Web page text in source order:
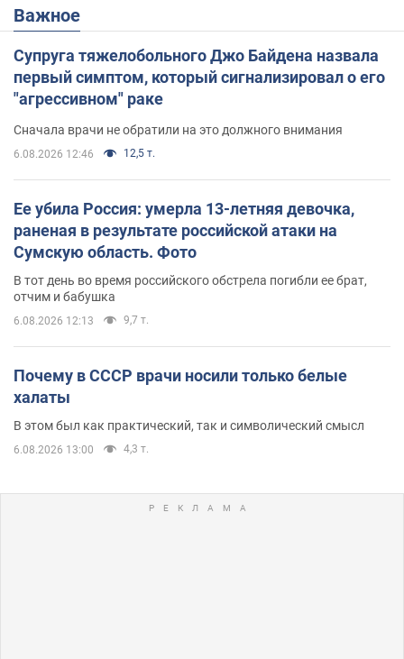
Важное
Супруга тяжелобольного Джо Байдена назвала
первый симптом, который сигнализировал о его
"агрессивном" раке
Сначала врачи не обратили на это должного внимания
6.08.2026 12:46 12,5 т.
Ее убила Россия: умерла 13-летняя девочка,
раненая в результате российской атаки на
Сумскую область. Фото
В тот день во время российского обстрела погибли ее брат,
отчим и бабушка
6.08.2026 12:13 9,7 т.
Почему в СССР врачи носили только белые
халаты
В этом был как практический, так и символический смысл
6.08.2026 13:00 4,3 т.